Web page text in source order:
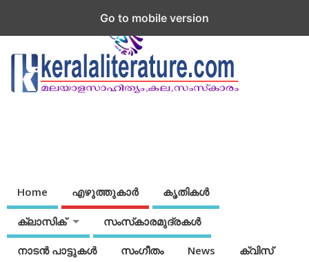
Home എഴുത്തുകാര്‍ കൃതികൾ
ക്ലാസിക് സംസ്‌കാരമുദ്രകള്‍
നാടന്‍ പാട്ടുകള്‍ സംഗീതം News ക്വിസ്
Go to mobile version